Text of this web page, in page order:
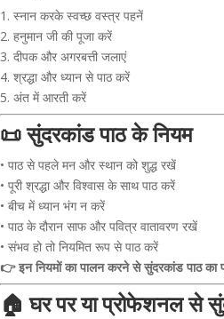
1. स्नान करके स्वच्छ वस्त्र पहनें
2. हनुमान जी की पूजा करें
3. दीपक और अगरबत्ती जलाएं
4. श्रद्धा और ध्यान से पाठ करें
5. अंत में आरती करें
📜 सुंदरकांड पाठ के नियम
• पाठ से पहले मन और स्थान को शुद्ध रखें
• पूरी श्रद्धा और विश्वास के साथ पाठ करें
• बीच में ध्यान भंग न करें
• पाठ के दौरान साफ और पवित्र वातावरण रखें
• संभव हो तो नियमित रूप से पाठ करें
👉 इन नियमों का पालन करने से सुंदरकांड पाठ का
🏠 घर पर या प्रोफेशनल से